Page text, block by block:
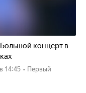
концерт в
в 14:45 • Первый